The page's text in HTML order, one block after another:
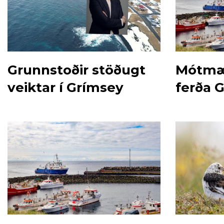
Grunnstoðir stöðugt
veiktar í Grímsey
ferða